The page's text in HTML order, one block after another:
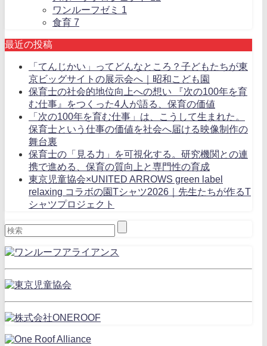
ワンルーフゼミ 1
食育 7
最近の投稿
「てんじかい」ってどんなところ？子どもたちが東
京ビッグサイトの展示会へ｜昭和こども園
保育士の社会的地位向上への想い 『次の100年を育
む仕事』をつくった4人が語る、保育の価値
「次の100年を育む仕事」は、こうして生まれた。
保育士という仕事の価値を社会へ届ける映像制作の
舞台裏
保育士の「見る力」を可視化する。研究機関との連
携で進める、保育の質向上と専門性の育成
東京児童協会×UNITED ARROWS green label
relaxing コラボの園Tシャツ2026｜先生たちが作るT
シャツプロジェクト